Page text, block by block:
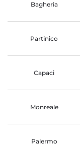
Bagheria
Partinico
Capaci
Monreale
Palermo